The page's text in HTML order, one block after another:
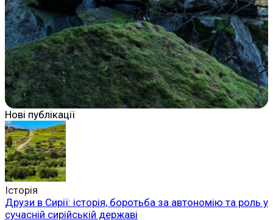
Нові публікації
Історія
Друзи в Сирії: історія, боротьба за автономію та роль у
сучасній сирійській державі